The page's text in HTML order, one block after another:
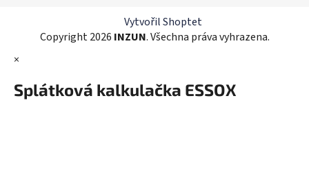
r
v
v
ý
Vytvořil Shoptet
Copyright 2026 INZUN. Všechna práva vyhrazena.
×
Splátková kalkulačka ESSOX